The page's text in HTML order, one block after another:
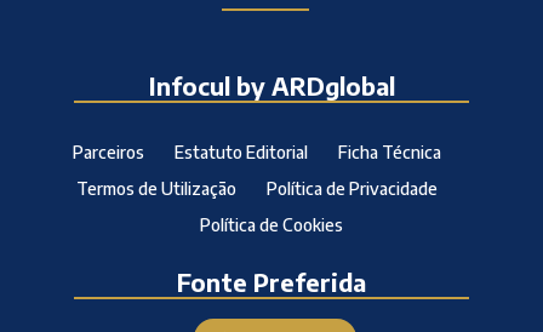
Infocul by ARDglobal
Parceiros Estatuto Editorial
Ficha Técnica
Termos de Utilização
Política de Privacidade
Política de Cookies
Fonte Preferida